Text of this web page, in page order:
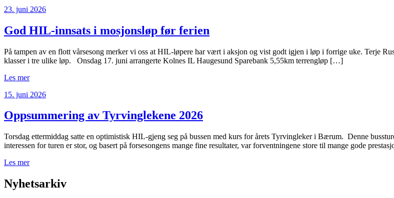
23. juni 2026
God HIL-innsats i mosjonsløp før ferien
På tampen av en flott vårsesong merker vi oss at HIL-løpere har vært i aksjon og vist godt igjen i løp i forrige uke. Terje
klasser i tre ulike løp. Onsdag 17. juni arrangerte Kolnes IL Haugesund Sparebank 5,55km terrengløp […]
Les mer
15. juni 2026
Oppsummering av Tyrvinglekene 2026
Torsdag ettermiddag satte en optimistisk HIL-gjeng seg på bussen med kurs for årets Tyrvingleker i Bærum. Denne
interessen for turen er stor, og basert på forsesongens mange fine resultater, var forventningene store til mange gode
Les mer
Nyhetsarkiv